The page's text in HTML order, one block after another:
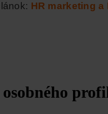
HR marketing